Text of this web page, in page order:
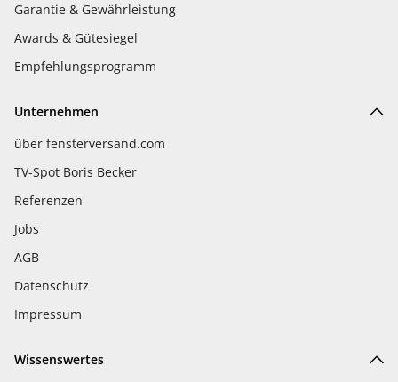
Garantie & Gewährleistung
Awards & Gütesiegel
Empfehlungsprogramm
Unternehmen
über fensterversand.com
TV-Spot Boris Becker
Referenzen
Jobs
AGB
Datenschutz
Impressum
Wissenswertes